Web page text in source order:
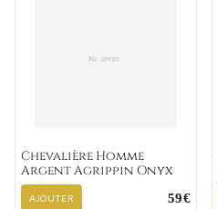
Chevalière Homme
Argent Agrippin Onyx
AJOUTER 59€